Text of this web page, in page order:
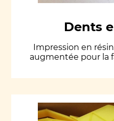
Dents
Impression en
augmentée pour la